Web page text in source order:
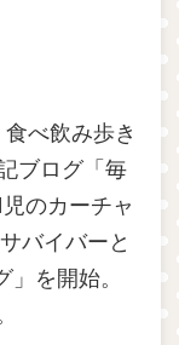
べ飲み歩き
ブログ「毎
のカーチャ
バイバーと
を開始。